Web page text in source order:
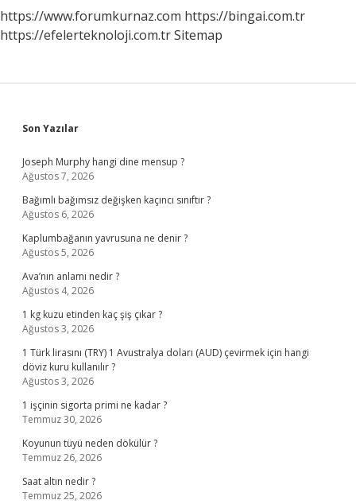
https://www.forumkurnaz.com https://bingai.com.tr
https://efelerteknoloji.com.trSitemap
Sidebar
Son Yazılar
Joseph Murphy hangi dine mensup ?
Ağustos 7, 2026
Bağımlı bağımsız değişken kaçıncı sınıftır ?
Ağustos 6, 2026
Kaplumbağanın yavrusuna ne denir ?
Ağustos 5, 2026
Ava’nın anlamı nedir ?
Ağustos 4, 2026
1 kg kuzu etinden kaç şiş çıkar ?
Ağustos 3, 2026
1 Türk lirasını (TRY) 1 Avustralya doları (AUD) çevirmek için hangi
döviz kuru kullanılır ?
Ağustos 3, 2026
1 işçinin sigorta primi ne kadar ?
Temmuz 30, 2026
Koyunun tüyü neden dökülür ?
Temmuz 26, 2026
Saat altın nedir ?
Temmuz 25, 2026